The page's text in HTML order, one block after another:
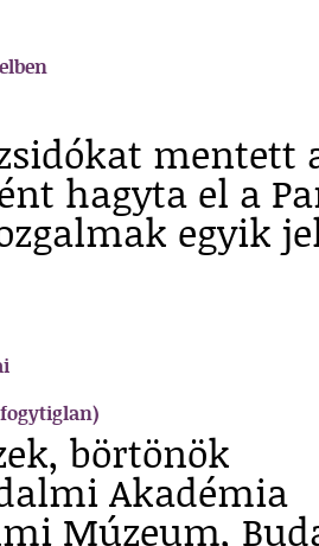
mentett
hagyta el a
egyik
börtönök
Akadémia
Múzeum,